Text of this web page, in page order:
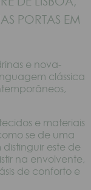
PORTAS EM
e nova-
clássica
e materiais
se de uma
este de
na envolvente,
de conforto e